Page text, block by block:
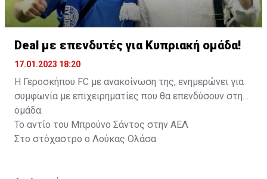
Deal με επενδυτές για Κυπριακή ομάδα!
17.01.2023 18:20
Η Γεροσκήπου FC με ανακοίνωση της, ενημερώνει για
συμφωνία με επιχειρηματίες που θα επενδύσουν στην
ομάδα.
Το αντίο του Μπρούνο Σάντος στην ΑΕΛ
Στο στόχαστρο ο Λούκας Ολάσα